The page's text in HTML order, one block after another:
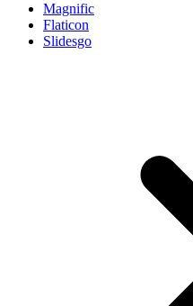
Magnific
Flaticon
Slidesgo